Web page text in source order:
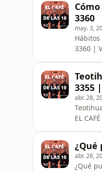
3360
may. 3,
3360 |
salud a
3355
abr. 28,
EL
¿Qué
abr. 28,
¿Qué